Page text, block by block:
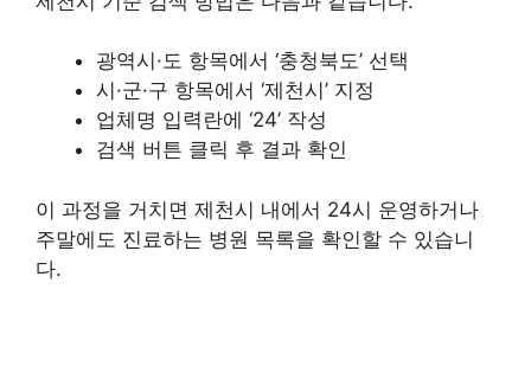
광역시·도 항목에서 ‘충청북도’ 선택
시·군·구 항목에서 ‘제천시’ 지정
업체명 입력란에 ‘24’ 작성
검색 버튼 클릭 후 결과 확인
이 과정을 거치면 제천시 내에서 24시 운영하거나
주말에도 진료하는 병원 목록을 확인할 수 있습니
다.